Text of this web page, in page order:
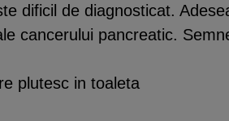
dificil de diagnosticat.
cancerului pancreatic.
plutesc in toaleta